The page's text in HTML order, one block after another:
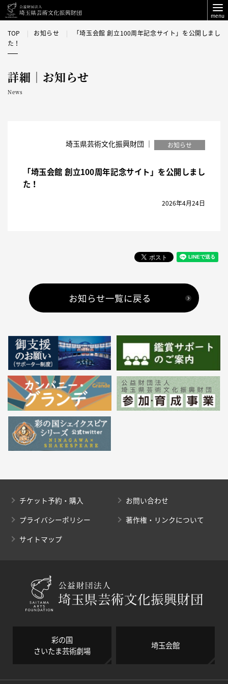
menu
TOP お知らせ
「埼玉会館 創立100周年記念サイト」を公開しまし
た！
詳細｜お知らせ
News
埼玉県芸術文化振興財団 ｜ お知らせ
「埼玉会館 創立100周年記念サイト」を公開しまし
た！
2026年4月24日
お知らせ一覧に戻る
チケット予約・購入
お問い合わせ
プライバシーポリシー
著作権・リンクについて
サイトマップ
彩の国
さいたま芸術劇場
埼玉会館